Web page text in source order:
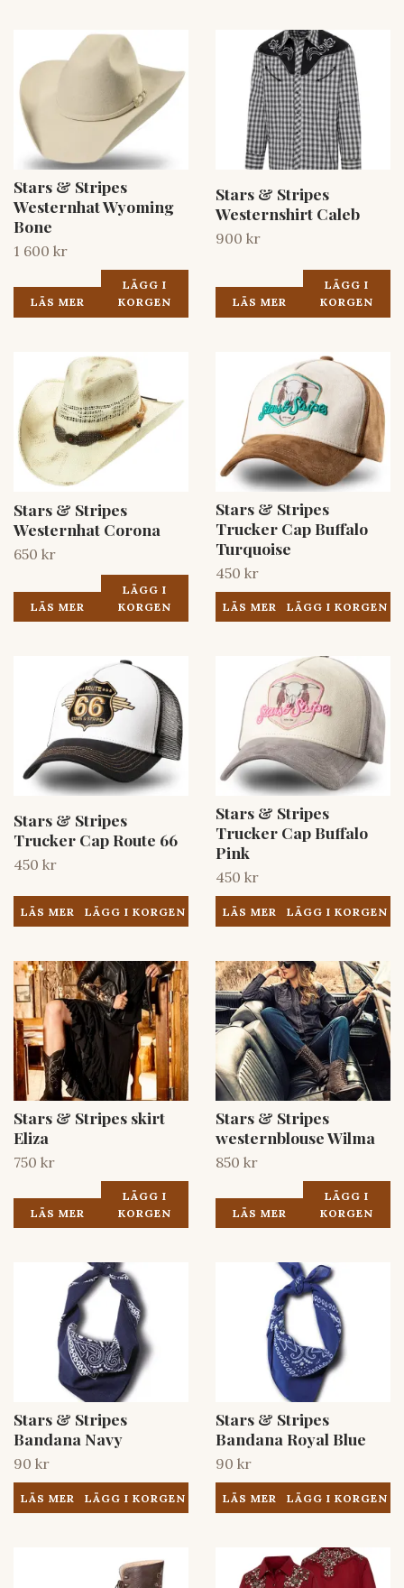
Stars & Stripes
Westernhat Wyoming
Bone
1 600 kr
LÄS MER
LÄGG I
KORGEN
Stars & Stripes
Westernshirt Caleb
900 kr
LÄS MER
LÄGG I
KORGEN
Stars & Stripes
Westernhat Corona
650 kr
LÄS MER
LÄGG I
KORGEN
Stars & Stripes
Trucker Cap Buffalo
Turquoise
450 kr
LÄS MER
Stars & Stripes
Trucker Cap Route 66
450 kr
LÄS MER
Stars & Stripes
Trucker Cap Buffalo
Pink
450 kr
LÄS MER
Stars & Stripes skirt
Eliza
750 kr
LÄS MER
LÄGG I
KORGEN
Stars & Stripes
westernblouse Wilma
850 kr
LÄS MER
LÄGG I
KORGEN
Stars & Stripes
Bandana Navy
90 kr
LÄS MER
Stars & Stripes
Bandana Royal Blue
90 kr
LÄS MER